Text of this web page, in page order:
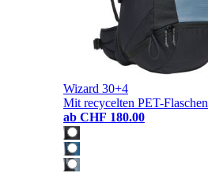
Wizard 30+4
Mit recycelten PET-Flaschen
ab CHF 180.00